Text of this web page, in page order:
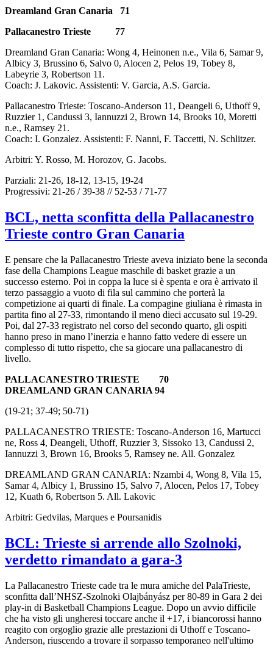
Dreamland Gran Canaria 71
Pallacanestro Trieste 77
Dreamland Gran Canaria: Wong 4, Heinonen n.e., Vila 6, Samar 9,
Albicy 3, Brussino 6, Salvo 0, Alocen 2, Pelos 19, Tobey 8,
Labeyrie 3, Robertson 11.
Coach: J. Lakovic. Assistenti: V. Garcia, A.S. Garcia.
Pallacanestro Trieste: Toscano-Anderson 11, Deangeli 6, Uthoff 9,
Ruzzier 1, Candussi 3, Iannuzzi 2, Brown 14, Brooks 10, Moretti
n.e., Ramsey 21.
Coach: I. Gonzalez. Assistenti: F. Nanni, F. Taccetti, N. Schlitzer.
Arbitri: Y. Rosso, M. Horozov, G. Jacobs.
Parziali: 21-26, 18-12, 13-15, 19-24
Progressivi: 21-26 / 39-38 // 52-53 / 71-77
BCL, netta sconfitta della Pallacanestro
Trieste contro Gran Canaria
E pensare che la Pallacanestro Trieste aveva iniziato bene la seconda
fase della Champions League maschile di basket grazie a un
successo esterno. Poi in coppa la luce si è spenta e ora è arrivato il
terzo passaggio a vuoto di fila sul cammino che porterà la
competizione ai quarti di finale. La compagine giuliana è rimasta in
partita fino al 27-33, rimontando il meno dieci accusato sul 19-29.
Poi, dal 27-33 registrato nel corso del secondo quarto, gli ospiti
hanno preso in mano l’inerzia e hanno fatto vedere di essere un
complesso di tutto rispetto, che sa giocare una pallacanestro di
livello.
PALLACANESTRO TRIESTE 70
DREAMLAND GRAN CANARIA 94
(19-21; 37-49; 50-71)
PALLACANESTRO TRIESTE: Toscano-Anderson 16, Martucci
ne, Ross 4, Deangeli, Uthoff, Ruzzier 3, Sissoko 13, Candussi 2,
Iannuzzi 3, Brown 16, Brooks 5, Ramsey ne. All. Gonzalez
DREAMLAND GRAN CANARIA: Nzambi 4, Wong 8, Vila 15,
Samar 4, Albicy 1, Brussino 15, Salvo 7, Alocen, Pelos 17, Tobey
12, Kuath 6, Robertson 5. All. Lakovic
Arbitri: Gedvilas, Marques e Poursanidis
BCL: Trieste si arrende allo Szolnoki,
verdetto rimandato a gara-3
La Pallacanestro Trieste cade tra le mura amiche del PalaTrieste,
sconfitta dall’NHSZ-Szolnoki Olajbányász per 80-89 in Gara 2 dei
play-in di Basketball Champions League. Dopo un avvio difficile
che ha visto gli ungheresi toccare anche il +17, i biancorossi hanno
reagito con orgoglio grazie alle prestazioni di Uthoff e Toscano-
Anderson, riuscendo a trovare il sorpasso temporaneo nell'ultimo